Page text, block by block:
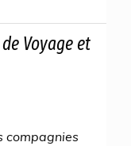
de Voyage et
compagnies